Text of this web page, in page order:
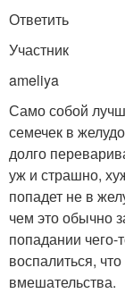
Ответить
Участник
ameliya
Само собой
семечек в
долго
уж и страшно,
попадет не в
чем это обычно
попадании чего-
воспалиться,
вмешательства.